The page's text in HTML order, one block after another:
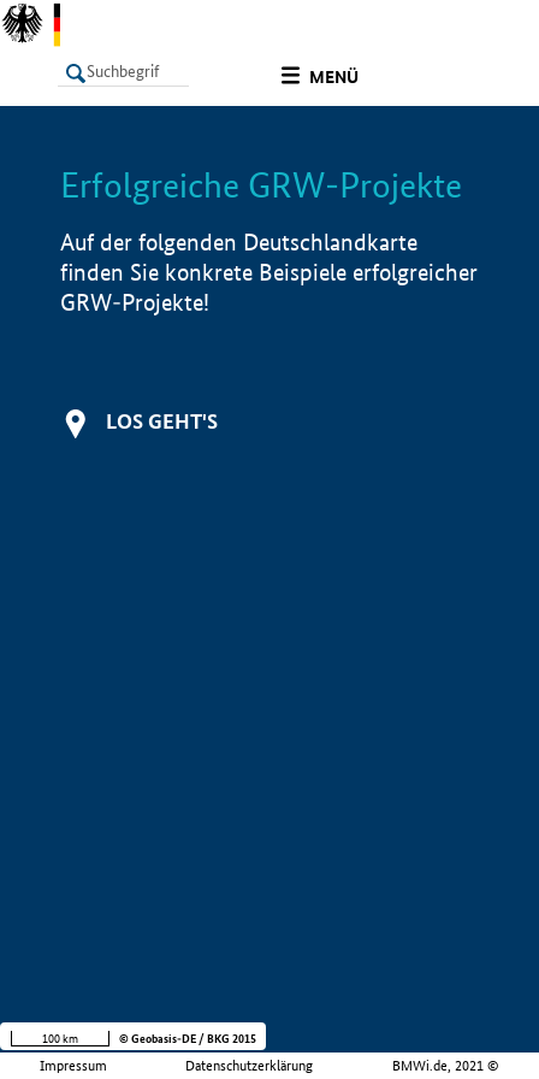
MENÜ
LISTE Info
Erfolgreiche GRW-Projekte
Auf der folgenden Deutschlandkarte
finden Sie konkrete Beispiele erfolgreicher
GRW-Projekte!
LOS GEHT'S
Impressum Datenschutzerklärung BMWi.de, 2021 ©
100 km © Geobasis-DE / BKG 2015